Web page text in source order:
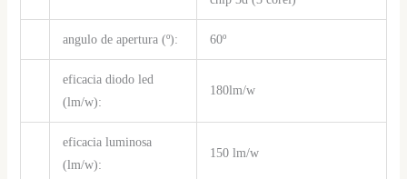
angulo de apertura (º): 60º
eficacia diodo led
(lm/w):
180lm/w
eficacia luminosa
(lm/w):
150 lm/w